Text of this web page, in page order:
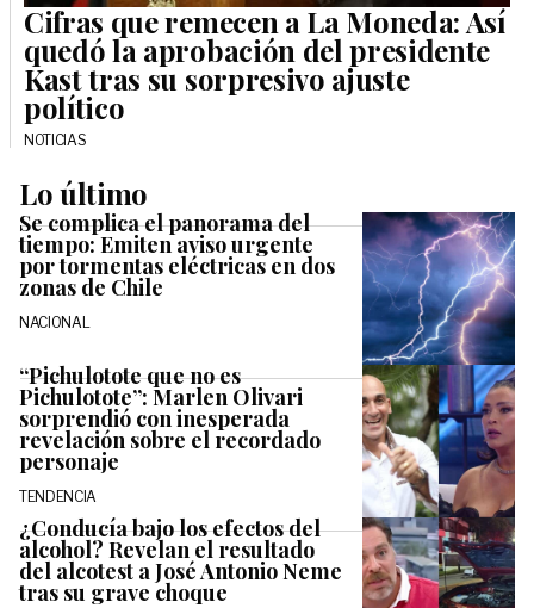
Cifras que remecen a La Moneda: Así
quedó la aprobación del presidente
Kast tras su sorpresivo ajuste
político
NOTICIAS
Lo último
Se complica el panorama del
tiempo: Emiten aviso urgente
por tormentas eléctricas en dos
zonas de Chile
NACIONAL
“Pichulotote que no es
Pichulotote”: Marlen Olivari
sorprendió con inesperada
revelación sobre el recordado
personaje
TENDENCIA
¿Conducía bajo los efectos del
alcohol? Revelan el resultado
del alcotest a José Antonio Neme
tras su grave choque